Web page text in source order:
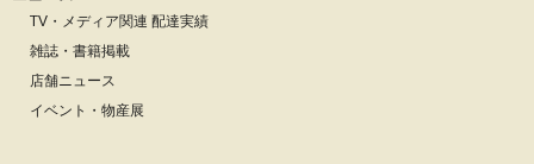
TV・メディア関連 配達実績
雑誌・書籍掲載
店舗ニュース
イベント・物産展